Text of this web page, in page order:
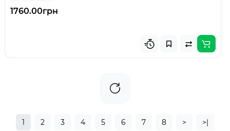
1760.00грн
1 2 3 4 5 6 7 8 > >|